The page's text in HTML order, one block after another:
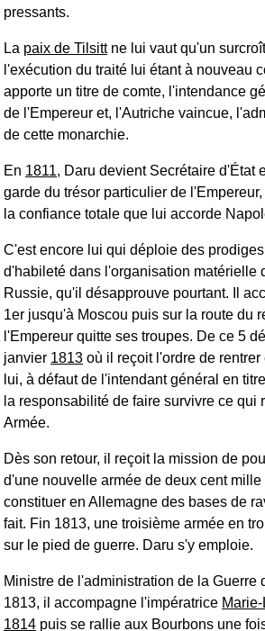
pressants.
La paix de Tilsittne lui vaut qu'un
l'exécution du traité lui étant à nouveau
apporte un titre de comte, l'intendance
de l'Empereur et, l'Autriche vaincue,
de cette monarchie.
En 1811, Daru devient Secrétaire d'État
garde du trésor particulier de
la confiance totale que lui accorde
C'est encore lui qui déploie des
d'habileté dans l'organisation matérielle
Russie, qu'il désapprouve pourtant. Il
1er jusqu'à Moscou puis sur la route du
l'Empereur quitte ses troupes. De ce 5
janvier 1813 où il reçoit l'ordre de
lui, à défaut de l'intendant général en
la responsabilité de faire survivre ce qui
Armée.
Dès son retour, il reçoit la mission de
d'une nouvelle armée de deux cent mille
constituer en Allemagne des bases de
fait. Fin 1813, une troisième armée en
sur le pied de guerre. Daru s'y emploie.
Ministre de l'administration de la Guerre
1813, il accompagne l'impératrice
1814 puis se rallie aux Bourbons une